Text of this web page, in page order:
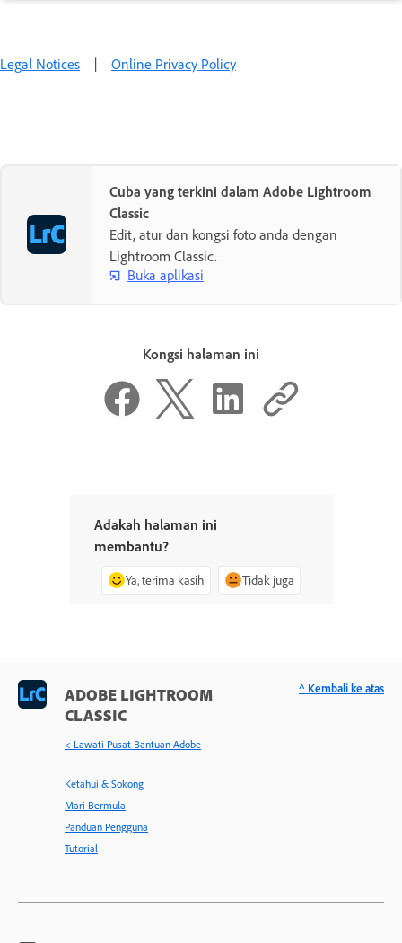
Legal Notices | Online Privacy Policy
Cuba yang terkini dalam Adobe Lightroom
Classic
Edit, atur dan kongsi foto anda dengan
Lightroom Classic.
Buka aplikasi
Kongsi halaman ini
Adakah halaman ini
membantu?
Ya, terima kasih Tidak juga
ADOBE LIGHTROOM
CLASSIC
< Lawati Pusat Bantuan Adobe
Ketahui & Sokong
Mari Bermula
Panduan Pengguna
Tutorial
^ Kembali ke atas